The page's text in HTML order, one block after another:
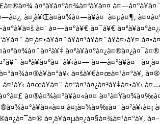
à¤ªà¥à¤°à¤¾à¤ªà¥à¤¤
à¤¸à¥Œà¤­à¤¾à¤—à¥à¤¯à¤µà¤¶,
à¤¨à¤—à¤°à¥€ à¤¯à¥€
à¤¸à¤•à¥à¤¨à¥à¤¹à¥à¤¨à¥à¤›à¥¤
à¤ªà¥à¤°à¤¯à¥‹à¤— à¤—à¤°à¥à¤¨
à¤šà¥€à¤œà¤¹à¤°à¥‚
à¤œà¥à¤¨ à¤ªà¤¹à¤¿à¤²à¥‡à¤•à¥‹
à¤®à¤¾à¤°à¥à¤«à¤¤
à¤¡à¤¾à¤‰à¤¨à¤²à¥‹à¤¡
à¤¸à¥à¤µà¤¿à¤§à¤¾à¤¹à¤°à¥‚